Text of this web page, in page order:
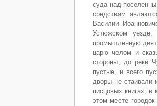
суда над
средствам
Василии
Устюжском уезде,
промышленную
царю челом и
стороны, до реки
пустые, и всего
дворы не стаивали
писцовых книгах, в
этом месте